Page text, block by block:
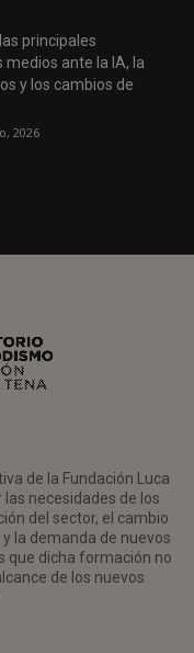
principales
ante la IA, la
y los cambios de
2026
de la Fundación Luca
necesidades de los
del sector, el cambio
la demanda de nuevos
que dicha formación no
de los nuevos